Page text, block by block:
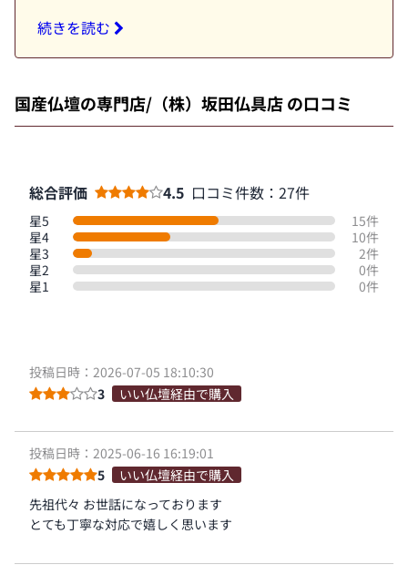
続きを読む
国産仏壇の専門店/（株）坂田仏具店 の口コミ
総合評価 4.5 口コミ件数：27件
星5
15件
星4
10件
星3
2件
星2
0件
星1
0件
投稿日時：2026-07-05 18:10:30
3
いい仏壇経由で購入
投稿日時：2025-06-16 16:19:01
5
いい仏壇経由で購入
先祖代々 お世話になっております
とても丁寧な対応で嬉しく思います